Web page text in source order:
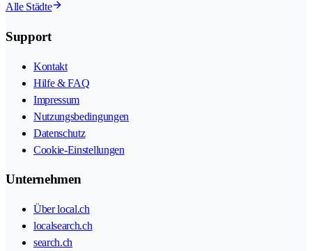
Alle Städte
Support
Kontakt
Hilfe & FAQ
Impressum
Nutzungsbedingungen
Datenschutz
Cookie-Einstellungen
Unternehmen
Über local.ch
localsearch.ch
search.ch